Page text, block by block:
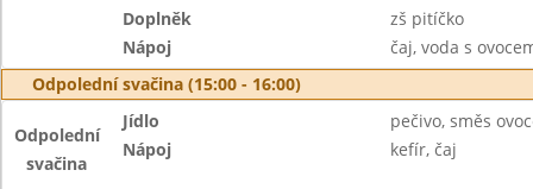
Doplněk
zš pitíčko
Nápoj
čaj, voda s
Odpolední svačina (15:00 - 16:00)
Odpolední
svačina
Jídlo
pečivo, směs
Nápoj
kefír, čaj